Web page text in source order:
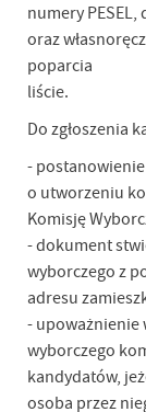
numery
oraz
poparcia
liście.
Do zgłoszenia
-
o utworzeniu
Komisję
- dokument
wyborczego z
adresu
- upoważnienie
wyborczego
kandydatów,
osoba przez